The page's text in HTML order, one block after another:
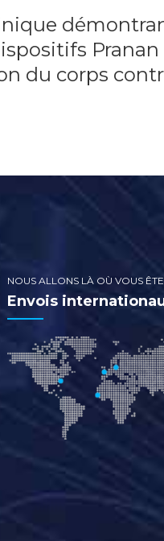
Pranan
du corps
NOUS ALLONS LÀ OÙ VOUS
Envois